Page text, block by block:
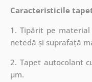
Caracteristicile
1. Tipărit pe
netedă și suprafață
2. Tapet autocolant
µm.